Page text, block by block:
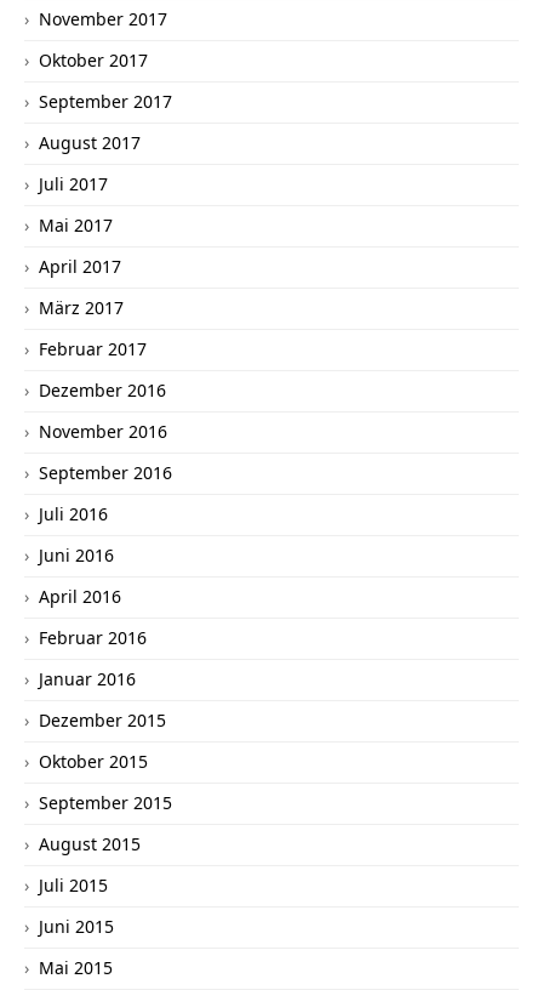
November 2017
Oktober 2017
September 2017
August 2017
Juli 2017
Mai 2017
April 2017
März 2017
Februar 2017
Dezember 2016
November 2016
September 2016
Juli 2016
Juni 2016
April 2016
Februar 2016
Januar 2016
Dezember 2015
Oktober 2015
September 2015
August 2015
Juli 2015
Juni 2015
Mai 2015